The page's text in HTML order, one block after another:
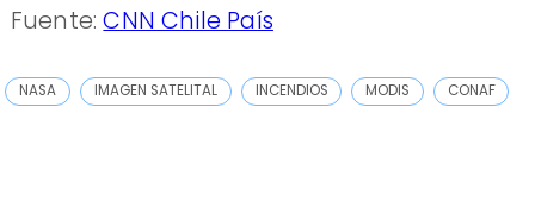
Fuente:CNN Chile País
NASA IMAGEN SATELITAL INCENDIOS MODIS CONAF